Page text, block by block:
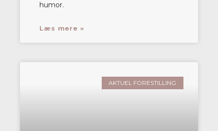
humor.
Læs mere »
AKTUEL FORESTILLING